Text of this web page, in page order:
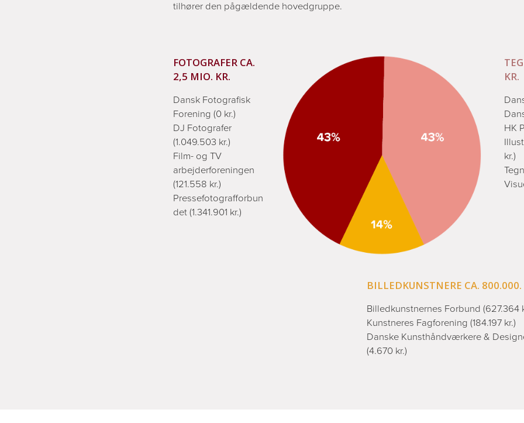
tilhører den pågældende hovedgruppe.
FOTOGRAFER CA.
2,5 MIO. KR.
Dansk Fotografisk
Forening (0 kr.)
DJ Fotografer
(1.049.503 kr.)
Film- og TV
arbejderforeningen
(121.558 kr.)
Pressefotografforbun
det (1.341.901 kr.)
KR.
HK
kr.)
BILLEDKUNSTNERE CA. 800.000.
Billedkunstnernes Forbund (627.364
Kunstneres Fagforening (184.197 kr.)
Danske Kunsthåndværkere &
(4.670 kr.)